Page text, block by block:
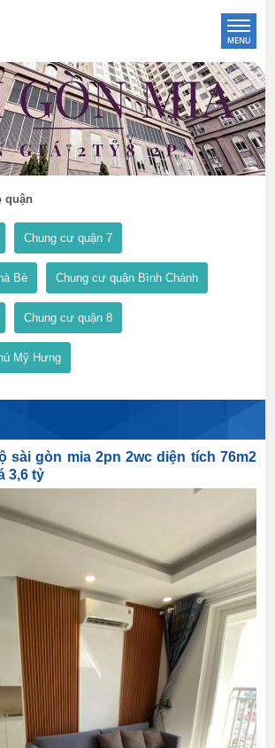
quận
Chung cư quận 7
Bè Chung cư quận Bình Chánh
Chung cư quận 8
Mỹ Hưng
sài gòn mia 2pn 2wc diện tích 76m2
3,6 tỷ